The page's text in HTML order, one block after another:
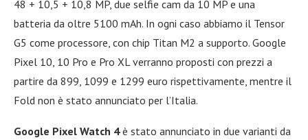
48 + 10,5 + 10,8 MP, due selfie cam da 10 MP e una
batteria da oltre 5100 mAh. In ogni caso abbiamo il Tensor
G5 come processore, con chip Titan M2 a supporto. Google
Pixel 10, 10 Pro e Pro XL verranno proposti con prezzi a
partire da 899, 1099 e 1299 euro rispettivamente, mentre il
Fold non è stato annunciato per l’Italia.
Google Pixel Watch 4è stato annunciato in due varianti da